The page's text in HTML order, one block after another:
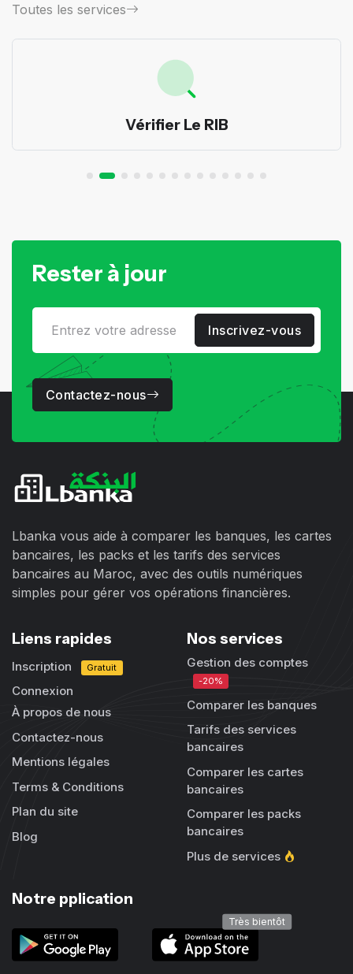
Toutes les services
Vérifier Le RIB
Rester à jour
Inscrivez-vous
Contactez-nous
Lbanka vous aide à comparer les banques, les cartes
bancaires, les packs et les tarifs des services
bancaires au Maroc, avec des outils numériques
simples pour gérer vos opérations financières.
Liens rapides
Inscription Gratuit
Connexion
À propos de nous
Contactez-nous
Mentions légales
Terms & Conditions
Plan du site
Blog
Nos services
Gestion des comptes
-20%
Comparer les banques
Tarifs des services
bancaires
Comparer les cartes
bancaires
Comparer les packs
bancaires
Plus de services
Notre pplication
Très bientôt